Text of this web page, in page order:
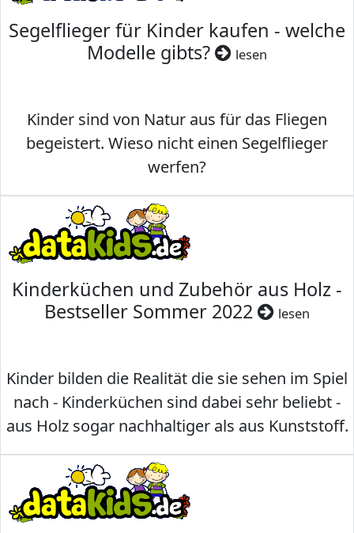
Segelflieger für Kinder kaufen - welche
Modelle gibts?
lesen
Kinder sind von Natur aus für das Fliegen
begeistert. Wieso nicht einen Segelflieger
werfen?
Kinderküchen und Zubehör aus Holz -
Bestseller Sommer 2022
lesen
Kinder bilden die Realität die sie sehen im Spiel
nach - Kinderküchen sind dabei sehr beliebt -
aus Holz sogar nachhaltiger als aus Kunststoff.